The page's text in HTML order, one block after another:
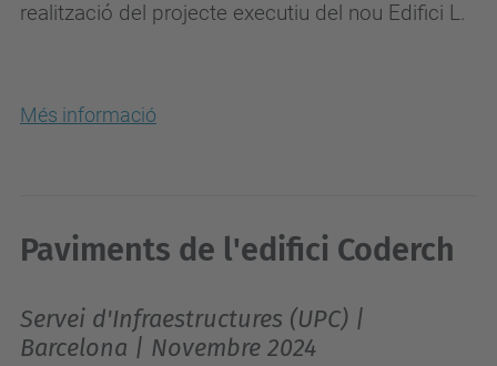
realització del projecte executiu del nou Edifici L.
Més informació
Paviments de l'edifici Coderch
Servei d'Infraestructures (UPC) |
Barcelona | Novembre 2024